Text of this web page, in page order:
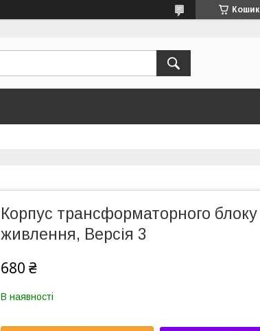
Кошик
Корпус трансформаторного блоку
живлення, Версія 3
680 ₴
В наявності